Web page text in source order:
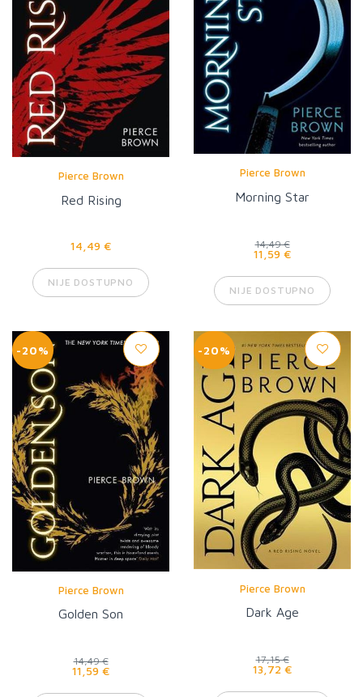
Pierce Brown
Red Rising
14,49 €
NIJE DOSTUPNO
Pierce Brown
Morning Star
14,49 €
11,59 €
NIJE DOSTUPNO
-20%
Pierce Brown
Golden Son
14,49 €
11,59 €
-20%
Pierce Brown
Dark Age
17,15 €
13,72 €